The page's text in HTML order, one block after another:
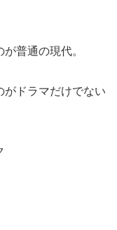
普通の現代。
ドラマだけでない